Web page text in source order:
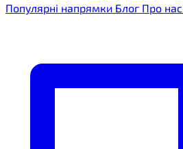
Популярні напрямки Блог Про нас